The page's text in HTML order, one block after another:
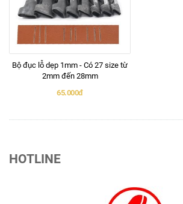
Bộ đục lỗ dẹp 1mm - Có 27 size từ
2mm đến 28mm
65.000đ
HOTLINE